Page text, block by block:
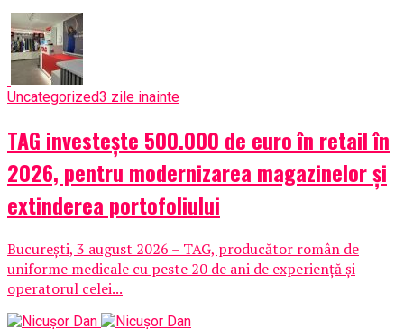
Uncategorized3 zile inainte
TAG investește 500.000 de euro în retail în
2026, pentru modernizarea magazinelor și
extinderea portofoliului
București, 3 august 2026 – TAG, producător român de
uniforme medicale cu peste 20 de ani de experiență și
operatorul celei...